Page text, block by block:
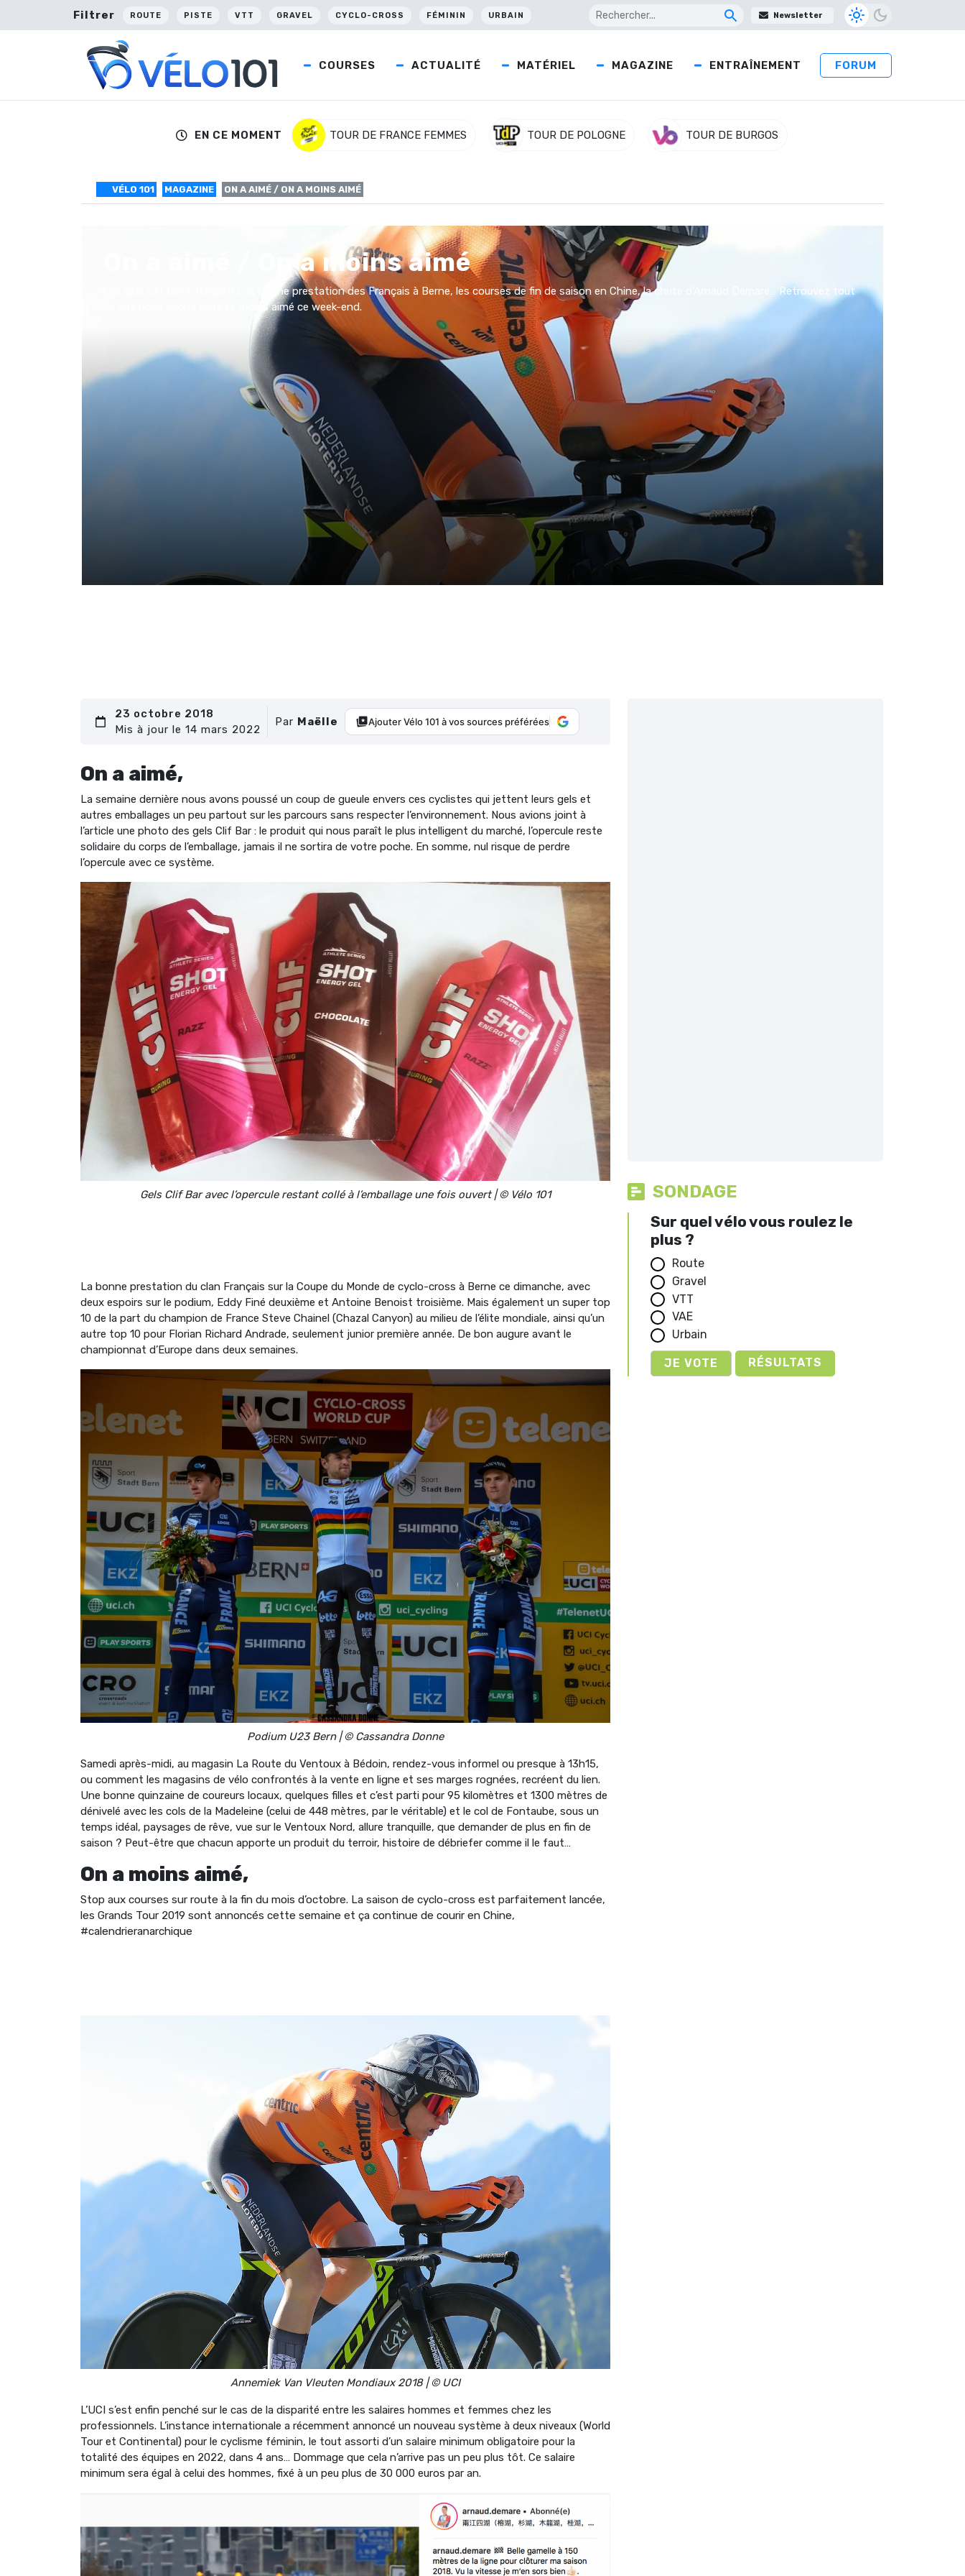
Filtrer ROUTE PISTE VTT GRAVEL CYCLO-CROSS FÉMININ URBAIN Newsletter
COURSES ACTUALITÉ MATÉRIEL MAGAZINE ENTRAÎNEMENT FORUM
EN CE MOMENT TOUR DE FRANCE FEMMES TOUR DE POLOGNE TOUR DE BURGOS
VÉLO 101 MAGAZINE ON A AIMÉ / ON A MOINS AIMÉ
On a aimé / On a moins aimé
Les gels Clif Bar intelligents, la bonne prestation des Français à Berne, les courses de fin de saison en Chine, la chute d’Arnaud Démare… Retrouvez tout
ce que nous avons aimé et moins aimé ce week-end.
23 octobre 2018
Mis à jour le 14 mars 2022
Par Maëlle Ajouter Vélo 101 à vos sources préférées
On a aimé,
La semaine dernière nous avons poussé un coup de gueule envers ces cyclistes qui jettent leurs gels et
autres emballages un peu partout sur les parcours sans respecter l’environnement. Nous avions joint à
l’article une photo des gels Clif Bar : le produit qui nous paraît le plus intelligent du marché, l’opercule reste
solidaire du corps de l’emballage, jamais il ne sortira de votre poche. En somme, nul risque de perdre
l’opercule avec ce système.
Gels Clif Bar avec l’opercule restant collé à l’emballage une fois ouvert | © Vélo 101
La bonne prestation du clan Français sur la Coupe du Monde de cyclo-cross à Berne ce dimanche, avec
deux espoirs sur le podium, Eddy Finé deuxième et Antoine Benoist troisième. Mais également un super top
10 de la part du champion de France Steve Chainel (Chazal Canyon) au milieu de l’élite mondiale, ainsi qu’un
autre top 10 pour Florian Richard Andrade, seulement junior première année. De bon augure avant le
championnat d’Europe dans deux semaines.
Podium U23 Bern | © Cassandra Donne
Samedi après-midi, au magasin La Route du Ventoux à Bédoin, rendez-vous informel ou presque à 13h15,
ou comment les magasins de vélo confrontés à la vente en ligne et ses marges rognées, recréent du lien.
Une bonne quinzaine de coureurs locaux, quelques filles et c’est parti pour 95 kilomètres et 1300 mètres de
dénivelé avec les cols de la Madeleine (celui de 448 mètres, par le véritable) et le col de Fontaube, sous un
temps idéal, paysages de rêve, vue sur le Ventoux Nord, allure tranquille, que demander de plus en fin de
saison ? Peut-être que chacun apporte un produit du terroir, histoire de débriefer comme il le faut…
On a moins aimé,
Stop aux courses sur route à la fin du mois d’octobre. La saison de cyclo-cross est parfaitement lancée,
les Grands Tour 2019 sont annoncés cette semaine et ça continue de courir en Chine,
#calendrieranarchique
Annemiek Van Vleuten Mondiaux 2018 | © UCI
L’UCI s’est enfin penché sur le cas de la disparité entre les salaires hommes et femmes chez les
professionnels. L’instance internationale a récemment annoncé un nouveau système à deux niveaux (World
Tour et Continental) pour le cyclisme féminin, le tout assorti d’un salaire minimum obligatoire pour la
totalité des équipes en 2022, dans 4 ans… Dommage que cela n’arrive pas un peu plus tôt. Ce salaire
minimum sera égal à celui des hommes, fixé à un peu plus de 30 000 euros par an.
SONDAGE
Sur quel vélo vous roulez le
plus ?
Route
Gravel
VTT
VAE
Urbain
RÉSULTATS